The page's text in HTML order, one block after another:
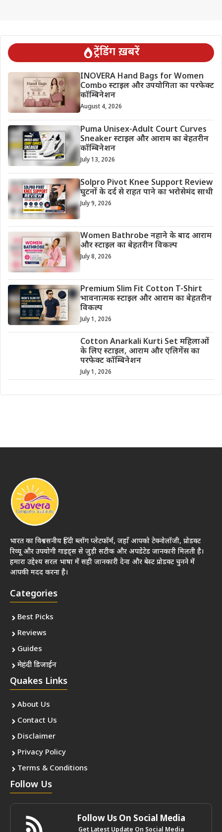
ट्रेंडिंग ख़बरें
INOVERA Hand Bags for Women
Combo स्टाइल और उपयोगिता का परफेक्ट
कॉम्बिनेशन
August 4, 2026
Puma Unisex-Adult Court Curves
Sneaker स्टाइल और आराम का बेहतरीन
कॉम्बिनेशन
July 13, 2026
Solpro Pivot Knee Support Review
घुटनों के दर्द से राहत पाने का भरोसेमंद साथी
July 9, 2026
Women Bathrobe नहाने के बाद आराम
और स्टाइल का बेहतरीन विकल्प
July 8, 2026
Premium Slim Fit Cotton T-Shirt
भावनात्मक स्टाइल और आराम का बेहतरीन
विकल्प
July 1, 2026
Cotton Anarkali Kurti Set महिलाओं
के लिए स्टाइल, आराम और एलिगेंस का
परफेक्ट कॉम्बिनेशन
July 1, 2026
भारत का विश्वसनीय हिंदी ब्लॉग प्लेटफॉर्म, जहाँ आपको टेक्नोलॉजी, प्रोडक्ट
रिव्यू और उपयोगी गाइड्स से जुड़ी सटीक और अपडेटेड जानकारी मिलती है।
हमारा उद्देश्य सरल भाषा में सही जानकारी देना और बेस्ट प्रोडक्ट चुनने में
आपकी मदद करना है।
Categories
Best Picks
Reviews
Guides
मेहंदी डिजाईन
Quakes Links
About Us
Contact Us
Disclaimer
Privacy Policy
Terms & Conditions
Follow Us
Follow Us On Social Media
Get Latest Update On Social Media